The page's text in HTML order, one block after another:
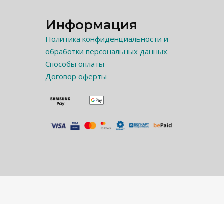
Информация
Политика конфиденциальности и
обработки персональных данных
Способы оплаты
Договор оферты